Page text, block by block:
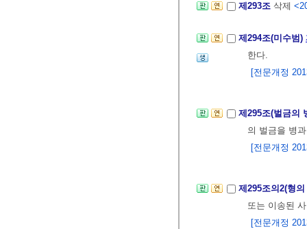
제293조 삭제
제294조(미수범)
한다.
[전문개정
제295조(벌금의
의 벌금을 병
[전문개정
제295조의2(형
또는 이송된
[전문개정